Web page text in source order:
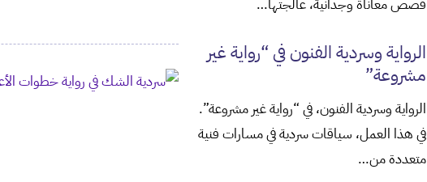
قصص معاناة وجدانية، عالجتها…
الرواية وسردية الفنون في “رواية غير
مشروعة”
الرواية وسردية الفنون، في “رواية غير مشروعة”.
في هذا العمل، سياقات سردية في مسارات فنية
متعددة من…